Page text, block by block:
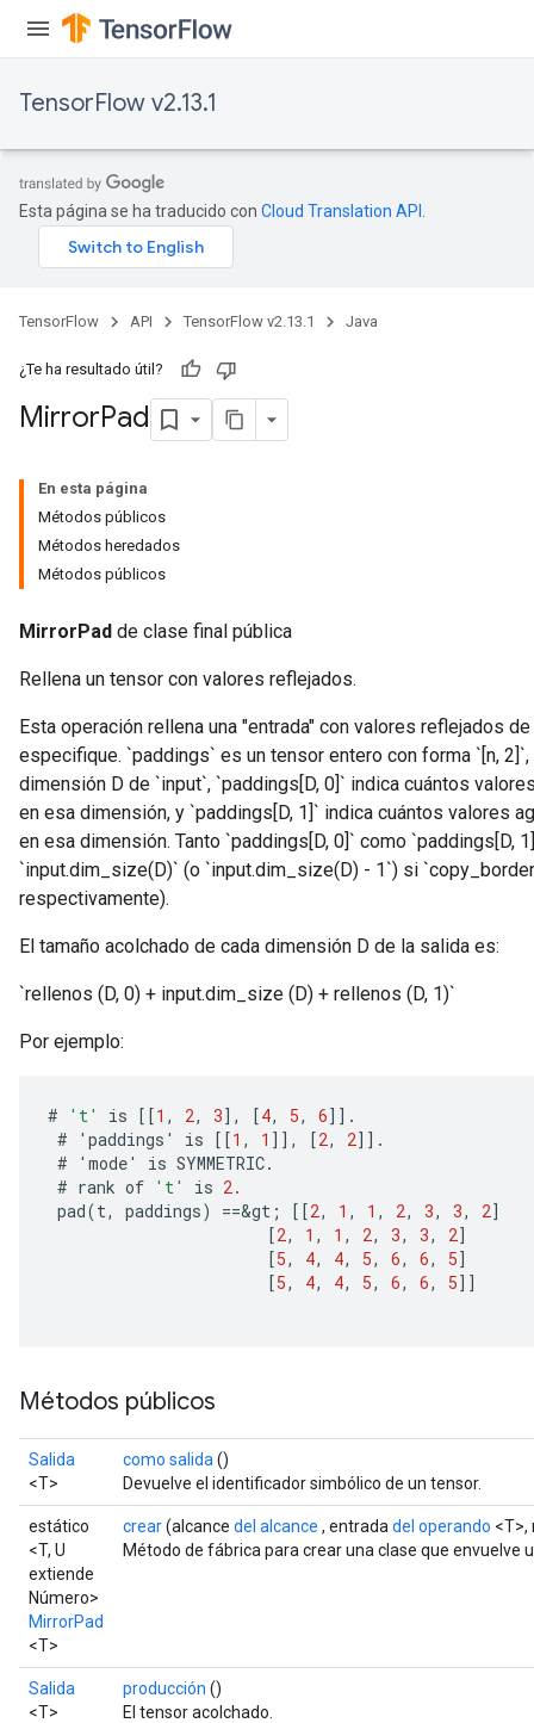
TensorFlow v2.13.1
Esta página se ha traducido con Cloud Translation API
TensorFlow API TensorFlow v2.13.1 Java
¿Te ha resultado útil?
MirrorPad
En esta página
Métodos públicos
Métodos heredados
Métodos públicos
MirrorPad de clase final pública
Rellena un tensor con valores reflejados.
Esta operación rellena una "entrada" con valores reflejados
especifique. `paddings` es un tensor entero con forma `[n,
dimensión D de `input`, `paddings[D, 0]` indica cuántos
en esa dimensión, y `paddings[D, 1]` indica cuántos valores
en esa dimensión. Tanto `paddings[D, 0]` como `paddings[D,
`input.dim_size(D)` (o `input.dim_size(D) - 1`) si
respectivamente).
El tamaño acolchado de cada dimensión D de la salida es:
`rellenos (D, 0) + input.dim_size (D) + rellenos (D, 1)`
Por ejemplo:
# 't' is [[1 , 2, 3] , [4, 5, 6]] .
#
' paddings ' is [[1 , 1 ]] , [2, 2]] .
#
' mode' is SYMMETRIC.
# rank of 't' is 2.
pad(t, paddings) ==&gt ; [[2, 1 , 1 , 2, 3, 3, 2]
[2, 1 , 1 , 2, 3, 3, 2]
[5, 4, 4, 5, 6, 6, 5]
[5, 4, 4, 5, 6, 6, 5]]
Métodos públicos
Salida
<T>
como salida ()
Devuelve el identificador simbólico de un tensor.
estático
<T, U
extiende
Número>
MirrorPad
<T>
crear(alcance del alcance , entrada del operando
Método de fábrica para crear una clase que envuelve
Salida
<T>
producción ()
El tensor acolchado.